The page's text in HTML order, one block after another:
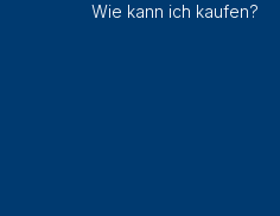
Wie kann ich kaufen?